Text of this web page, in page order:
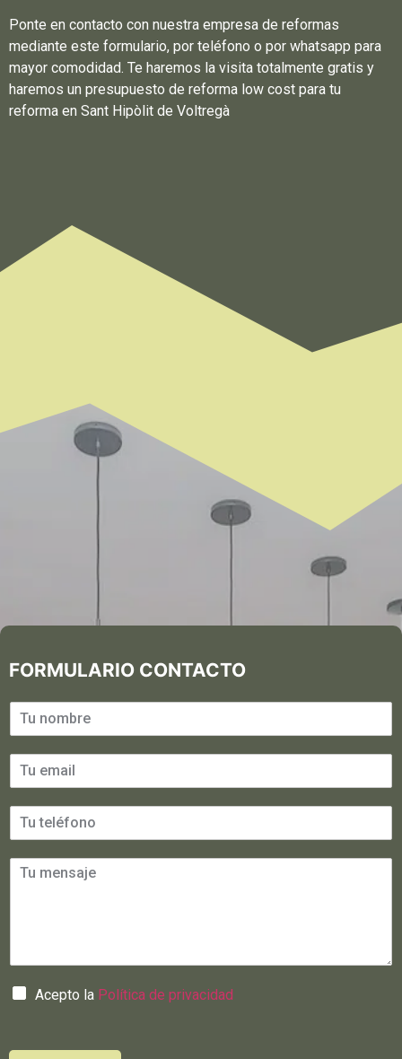
Ponte en contacto con nuestra empresa de reformas
mediante este formulario, por teléfono o por whatsapp para
mayor comodidad. Te haremos la visita totalmente gratis y
haremos un presupuesto de reforma low cost para tu
reforma en Sant Hipòlit de Voltregà
FORMULARIO CONTACTO
Acepto la Política de privacidad